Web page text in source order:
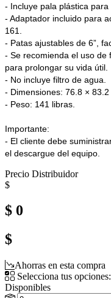
- Incluye pala plástica para
- Adaptador incluido para
161.
- Patas ajustables de 6”,
- Se recomienda el uso de
para prolongar su vida útil.
- No incluye filtro de agua.
- Dimensiones: 76.8 × 83.2
- Peso: 141 libras.
Importante:
- El cliente debe
el descargue del equipo.
Precio Distribuidor
$
$ 0
$
Ahorras en esta compra
Selecciona tus opciones:
Disponibles